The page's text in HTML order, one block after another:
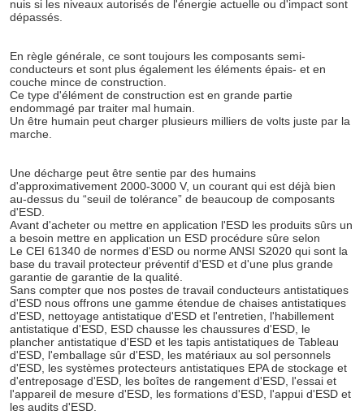
Laisser un
Nous vous
nuis si les niveaux autorisés de l'énergie actuelle ou d'impact sont
dépassés.
En règle générale, ce sont toujours les composants semi-
conducteurs et sont plus également les éléments épais- et en
couche mince de construction.
Ce type d'élément de construction est en grande partie
endommagé par traiter mal humain.
Un être humain peut charger plusieurs milliers de volts juste par la
marche.
Une décharge peut être sentie par des humains
d'approximativement 2000-3000 V, un courant qui est déjà bien
au-dessus du “seuil de tolérance” de beaucoup de composants
d'ESD.
Avant d'acheter ou mettre en application l'ESD les produits sûrs un
a besoin mettre en application un ESD procédure sûre selon
Le CEI 61340 de normes d'ESD ou norme ANSI S2020 qui sont la
base du travail protecteur préventif d'ESD et d'une plus grande
garantie de garantie de la qualité.
Sans compter que nos postes de travail conducteurs antistatiques
d'ESD nous offrons une gamme étendue de chaises antistatiques
d'ESD, nettoyage antistatique d'ESD et l'entretien, l'habillement
antistatique d'ESD, ESD chausse les chaussures d'ESD, le
plancher antistatique d'ESD et les tapis antistatiques de Tableau
d'ESD, l'emballage sûr d'ESD, les matériaux au sol personnels
d'ESD, les systèmes protecteurs antistatiques EPA de stockage et
d'entreposage d'ESD, les boîtes de rangement d'ESD, l'essai et
l'appareil de mesure d'ESD, les formations d'ESD, l'appui d'ESD et
les audits d'ESD.